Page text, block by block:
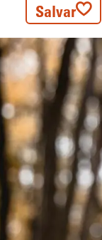
Salvar